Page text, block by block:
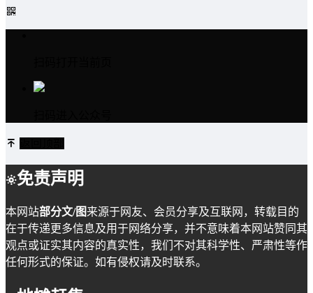
免责声明
本网站部分文/图来源于网友、会员分享及互联网，转载目的
在于传递更多信息及用于网络分享，并不意味着本网站赞同其
观点或证实其内容的真实性，我们不对其科学性、严肃性等作
任何形式的保证。如有侵权请及时联系。